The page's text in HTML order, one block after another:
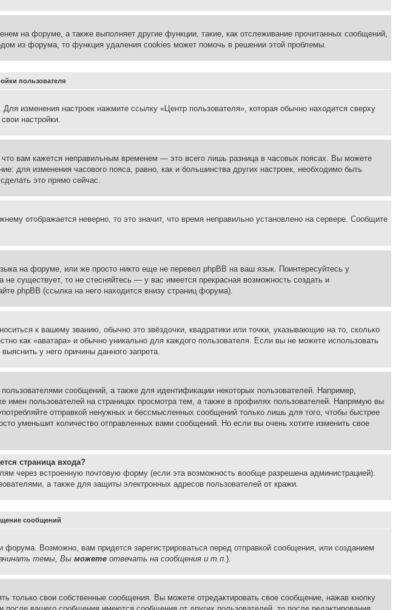
на форуме, а также выполняет другие функции, такие, как отслеживание прочитанных сообщений,
из форума, то функция удаления cookies может помочь в решении этой проблемы.
пользователя
изменения настроек нажмите ссылку «Центр пользователя», которая обычно находится сверху
настройки.
вам кажется неправильным временем — это всего лишь разница в часовых поясах. Вы можете
для изменения часового пояса, равно, как и большинства других настроек, необходимо быть
это прямо сейчас.
отображается неверно, то это значит, что время неправильно установлено на сервере. Сообщите
на форуме, или же просто никто еще не перевел phpBB на ваш язык. Поинтересуйтесь у
существует, то не стесняйтесь — у вас имеется прекрасная возможность создать и
phpBB (ссылка на него находится внизу страниц форума).
к вашему званию, обычно это звёздочки, квадратики или точки, указывающие на то, сколько
как «аватара» и обычно уникально для каждого пользователя. Если вы не можете использовать
у него причины данного запрета.
сообщений, а также для идентификации некоторых пользователей. Например,
пользователей на страницах просмотра тем, а также в профилях пользователей. Напрямую вы
отправкой ненужных и бессмысленных сообщений только лишь для того, чтобы быстрее
уменьшит количество отправленных вами сообщений. Но если вы очень хотите изменить свое
страница входа?
через встроенную почтовую форму (если эта возможность вообще разрешена администрацией).
а также для защиты электронных адресов пользователей от кражи.
сообщений
Возможно, вам придется зарегистрироваться перед отправкой сообщения, или созданием
темы, Вы можете отвечать на сообщения и т.п.).
свои собственные сообщения. Вы можете отредактировать свое сообщение, нажав кнопку